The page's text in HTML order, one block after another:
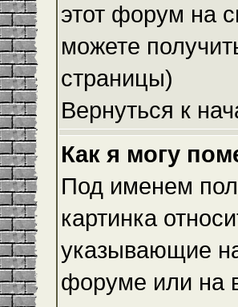
этот форум на
можете
страницы)
Вернуться к
Как я могу
Под именем
картинка
указывающие
форуме или на